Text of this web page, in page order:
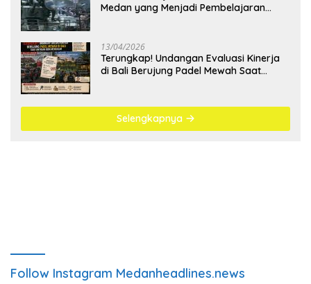
Medan yang Menjadi Pembelajaran
13/04/2026
Terungkap! Undangan Evaluasi Kinerja
di Bali Berujung Padel Mewah Saat
Selengkapnya
Follow Instagram Medanheadlines.news